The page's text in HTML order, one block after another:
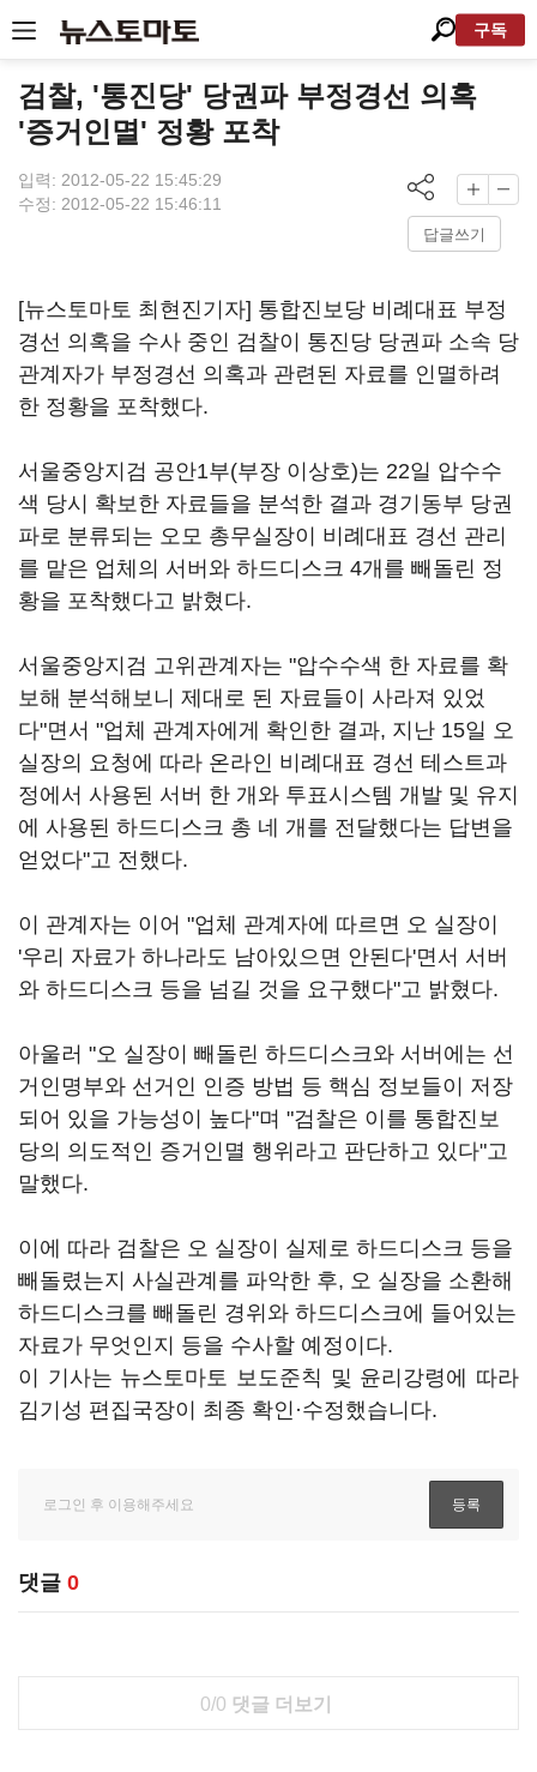
구독
검찰, '통진당' 당권파 부정경선 의혹
'증거인멸' 정황 포착
입력: 2012-05-22 15:45:29
수정: 2012-05-22 15:46:11
답글쓰기
[뉴스토마토 최현진기자] 통합진보당 비례대표 부정
경선 의혹을 수사 중인 검찰이 통진당 당권파 소속 당
관계자가 부정경선 의혹과 관련된 자료를 인멸하려
한 정황을 포착했다.
서울중앙지검 공안1부(부장 이상호)는 22일 압수수
색 당시 확보한 자료들을 분석한 결과 경기동부 당권
파로 분류되는 오모 총무실장이 비례대표 경선 관리
를 맡은 업체의 서버와 하드디스크 4개를 빼돌린 정
황을 포착했다고 밝혔다.
서울중앙지검 고위관계자는 "압수수색 한 자료를 확
보해 분석해보니 제대로 된 자료들이 사라져 있었
다"면서 "업체 관계자에게 확인한 결과, 지난 15일 오
실장의 요청에 따라 온라인 비례대표 경선 테스트과
정에서 사용된 서버 한 개와 투표시스템 개발 및 유지
에 사용된 하드디스크 총 네 개를 전달했다는 답변을
얻었다"고 전했다.
이 관계자는 이어 "업체 관계자에 따르면 오 실장이
'우리 자료가 하나라도 남아있으면 안된다'면서 서버
와 하드디스크 등을 넘길 것을 요구했다"고 밝혔다.
아울러 "오 실장이 빼돌린 하드디스크와 서버에는 선
거인명부와 선거인 인증 방법 등 핵심 정보들이 저장
되어 있을 가능성이 높다"며 "검찰은 이를 통합진보
당의 의도적인 증거인멸 행위라고 판단하고 있다"고
말했다.
이에 따라 검찰은 오 실장이 실제로 하드디스크 등을
빼돌렸는지 사실관계를 파악한 후, 오 실장을 소환해
하드디스크를 빼돌린 경위와 하드디스크에 들어있는
자료가 무엇인지 등을 수사할 예정이다.
이 기사는 뉴스토마토 보도준칙 및 윤리강령에 따라
김기성 편집국장이 최종 확인·수정했습니다.
댓글 0
0/0 댓글 더보기